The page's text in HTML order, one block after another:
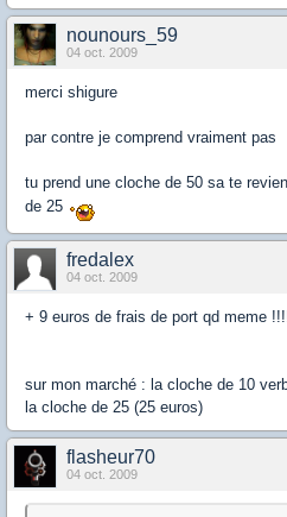
nounours_59
04 oct. 2009
merci shigure
par contre je comprend vraiment pas
tu prend une cloche de 50 sa te
de 25
fredalex
04 oct. 2009
+ 9 euros de frais de port qd meme
sur mon marché : la cloche de 10
la cloche de 25 (25 euros)
flasheur70
04 oct. 2009